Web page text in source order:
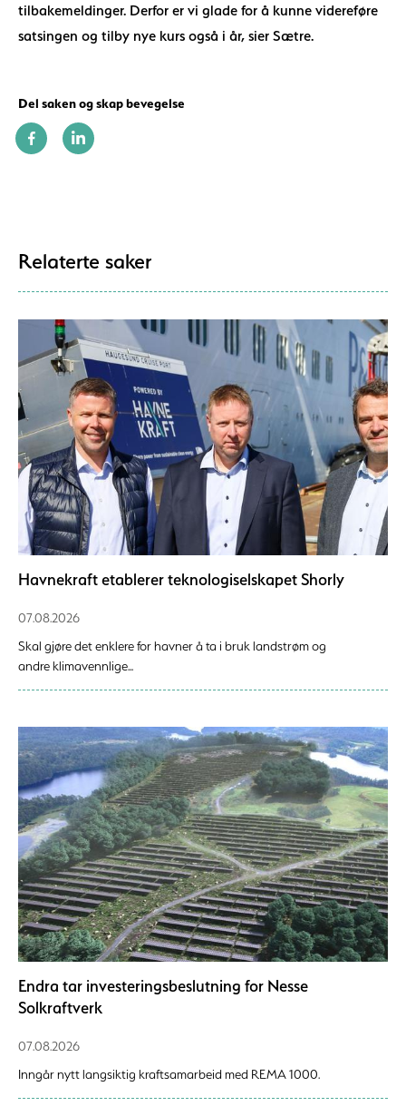
tilbakemeldinger. Derfor er vi glade for å kunne videreføre
satsingen og tilby nye kurs også i år, sier Sætre.
Del saken og skap bevegelse
Relaterte saker
Havnekraft etablerer teknologiselskapet Shorly
07.08.2026
Skal gjøre det enklere for havner å ta i bruk landstrøm og
andre klimavennlige...
Endra tar investeringsbeslutning for Nesse
Solkraftverk
07.08.2026
Inngår nytt langsiktig kraftsamarbeid med REMA 1000.